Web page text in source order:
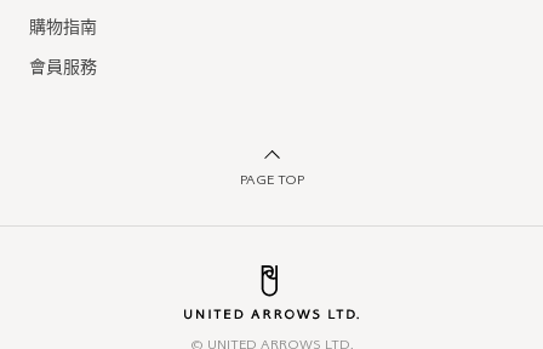
購物指南
會員服務
PAGE TOP
© UNITED ARROWS LTD.